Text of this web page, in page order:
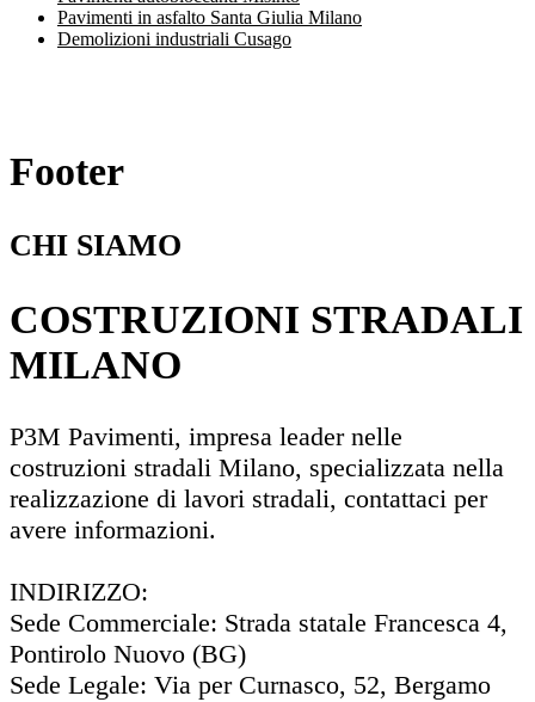
Pavimenti in asfalto Santa Giulia Milano
Demolizioni industriali Cusago
Footer
CHI SIAMO
COSTRUZIONI STRADALI
MILANO
P3M Pavimenti, impresa leader nelle
costruzioni stradali Milano, specializzata nella
realizzazione di lavori stradali, contattaci per
avere informazioni.
INDIRIZZO:
Sede Commerciale: Strada statale Francesca 4,
Pontirolo Nuovo (BG)
Sede Legale: Via per Curnasco, 52, Bergamo